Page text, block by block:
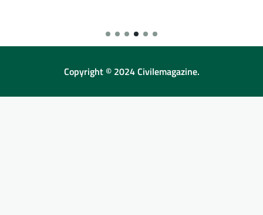
Copyright © 2024 Civilemagazine.